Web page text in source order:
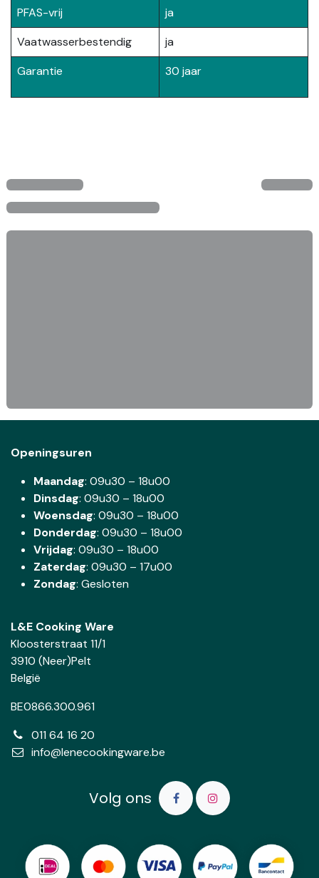
PFAS-vrij
ja
Vaatwasserbestendig
ja
Garantie
30 jaar
Openingsuren
Maandag: 09u30 – 18u00
Dinsdag: 09u30 – 18u00
Woensdag: 09u30 – 18u00
Donderdag: 09u30 – 18u00
Vrijdag: 09u30 – 18u00
Zaterdag: 09u30 – 17u00
Zondag: Gesloten
L&E Cooking Ware
Kloosterstraat 11/1
3910 (Neer)Pelt
België
BE0866.300.961
011 64 16 20
info@lenecookingware.be
Volg ons